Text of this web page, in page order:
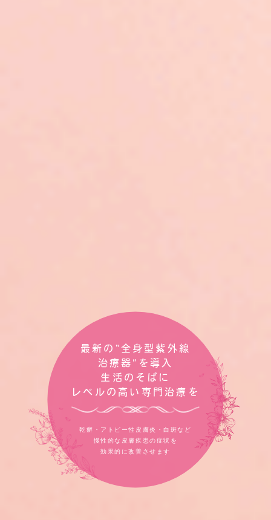
慢性的な皮膚疾患から
しみ・しわ・AGAまで
幅広いお悩みにお応えします
阪急三国駅からすぐの
当院へご連絡ください
最新の“全身型紫外線
治療器”を導入
生活のそばに
レベルの高い専門治療を
乾癬・アトピー性皮膚炎・白斑など
慢性的な皮膚疾患の症状を
効果的に改善させます
乾癬でお悩みでしたら
諦めずに
小林皮フ科クリニックへ
ご相談ください
全身型紫外線治療器など各種治療器が充実
お一人おひとりに効果的な治療方法を
ご提案します